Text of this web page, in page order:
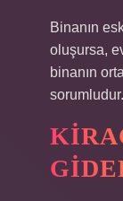
Binanın
oluşursa,
binanın